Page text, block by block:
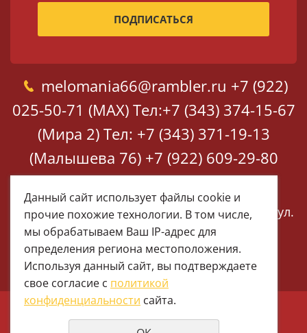
melomania66@rambler.ru +7 (922)
025-50-71 (MAX) Тел:+7 (343) 374-15-67
(Мира 2) Тел: +7 (343) 371-19-13
(Малышева 76) +7 (922) 609-29-80
(MAX)
Екатеринбург, ул. Мира 2
Екатеринбург, ул.
Малышева 76
© 1997 - 2026 Меломания
Данный сайт использует файлы cookie и
прочие похожие технологии. В том числе,
мы обрабатываем Ваш IP-адрес для
определения региона местоположения.
Используя данный сайт, вы подтверждаете
свое согласие с политикой
конфиденциальности сайта.